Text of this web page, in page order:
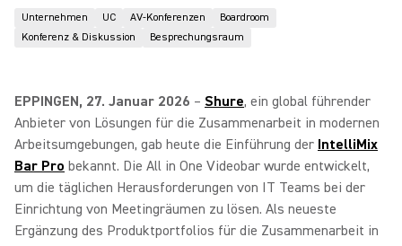
Unternehmen UC AV-Konferenzen
Boardroom
Konferenz & Diskussion
Besprechungsraum
EPPINGEN, 27. Januar 2026 – Shure, ein global führender
Anbieter von Lösungen für die Zusammenarbeit in modernen
Arbeitsumgebungen, gab heute die Einführung der IntelliMix
Bar Pro bekannt. Die All in One Videobar wurde entwickelt,
um die täglichen Herausforderungen von IT Teams bei der
Einrichtung von Meetingräumen zu lösen. Als neueste
Ergänzung des Produktportfolios für die Zusammenarbeit in